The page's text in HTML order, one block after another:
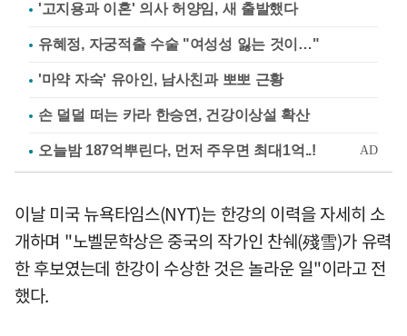
'고지용과 이혼' 의사 허양임, 새 출발했다
유혜정, 자궁적출 수술 "여성성 잃는 것이…"
'마약 자숙' 유아인, 남사친과 뽀뽀 근황
손 덜덜 떠는 카라 한승연, 건강이상설 확산
이날 미국 뉴욕타임스(NYT)는 한강의 이력을 자세히 소
개하며 "노벨문학상은 중국의 작가인 찬쉐(殘雪)가 유력
한 후보였는데 한강이 수상한 것은 놀라운 일"이라고 전
했다.